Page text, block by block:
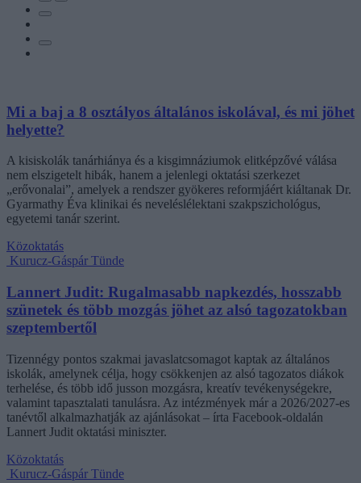
Mi a baj a 8 osztályos általános iskolával, és mi jöhet
helyette?
A kisiskolák tanárhiánya és a kisgimnáziumok elitképzővé válása
nem elszigetelt hibák, hanem a jelenlegi oktatási szerkezet
„erővonalai”, amelyek a rendszer gyökeres reformjáért kiáltanak Dr.
Gyarmathy Éva klinikai és neveléslélektani szakpszichológus,
egyetemi tanár szerint.
Közoktatás
Kurucz-Gáspár Tünde
Lannert Judit: Rugalmasabb napkezdés, hosszabb
szünetek és több mozgás jöhet az alsó tagozatokban
szeptembertől
Tizennégy pontos szakmai javaslatcsomagot kaptak az általános
iskolák, amelynek célja, hogy csökkenjen az alsó tagozatos diákok
terhelése, és több idő jusson mozgásra, kreatív tevékenységekre,
valamint tapasztalati tanulásra. Az intézmények már a 2026/2027-es
tanévtől alkalmazhatják az ajánlásokat – írta Facebook-oldalán
Lannert Judit oktatási miniszter.
Közoktatás
Kurucz-Gáspár Tünde